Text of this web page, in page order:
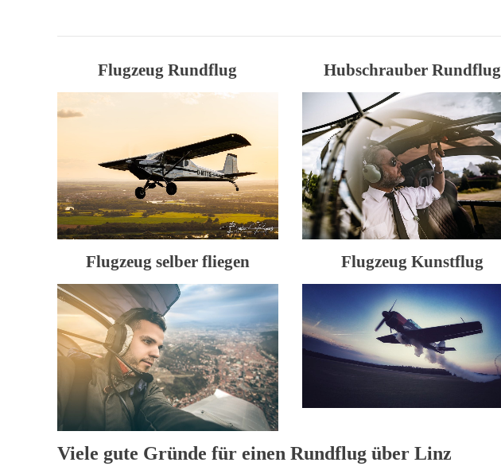
Flugzeug Rundflug Hubschrauber Rundflug
Flugzeug selber fliegen Flugzeug Kunstflug
Viele gute Gründe für einen Rundflug über Linz